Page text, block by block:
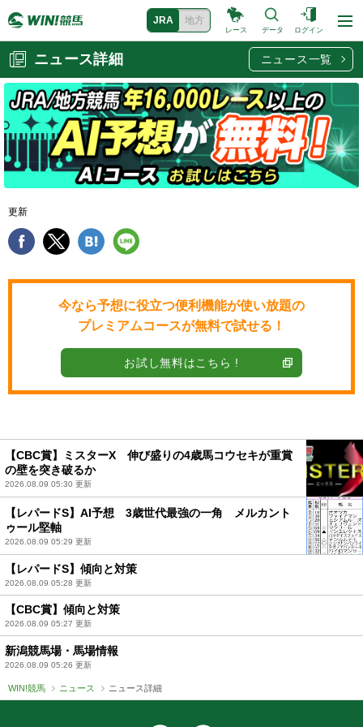
JRA 地方
レース データ ログイン
ニュース詳細 ニュース一覧
更新
今なら予想に役立つ便利機能が使い放題の
プレミアムコースが無料で試せる！
お試し無料はこちら !
【CBC賞】ミスターX 伸び盛りの4歳馬コウセキが重賞
の壁を突き破るか
2026.08.09 05:30 更新
【レパードS】AI予想 3歳世代最強の一角 メルカント
ゥール堅軸
2026.08.09 05:29 更新
【レパードS】傾向と対策
2026.08.09 05:28 更新
【CBC賞】傾向と対策
2026.08.09 05:27 更新
新潟競馬場・馬場情報
2026.08.09 05:26 更新
WIN!競馬 ニュース ニュース詳細